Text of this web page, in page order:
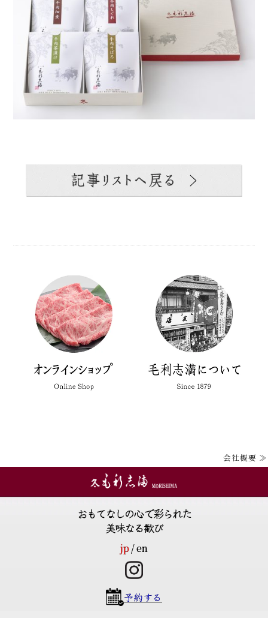
会社概要 ≫
おもてなしの心で彩られた
美味なる歓び
jp en
予約する